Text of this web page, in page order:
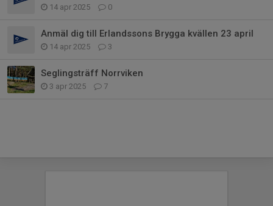
14 apr 2025 0
Anmäl dig till Erlandssons Brygga kvällen 23 april
14 apr 2025 3
Seglingsträff Norrviken
3 apr 2025 7